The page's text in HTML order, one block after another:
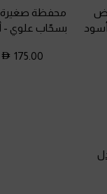
أسود
محفظة صغيرة
بسحّاب علوي -
175.00